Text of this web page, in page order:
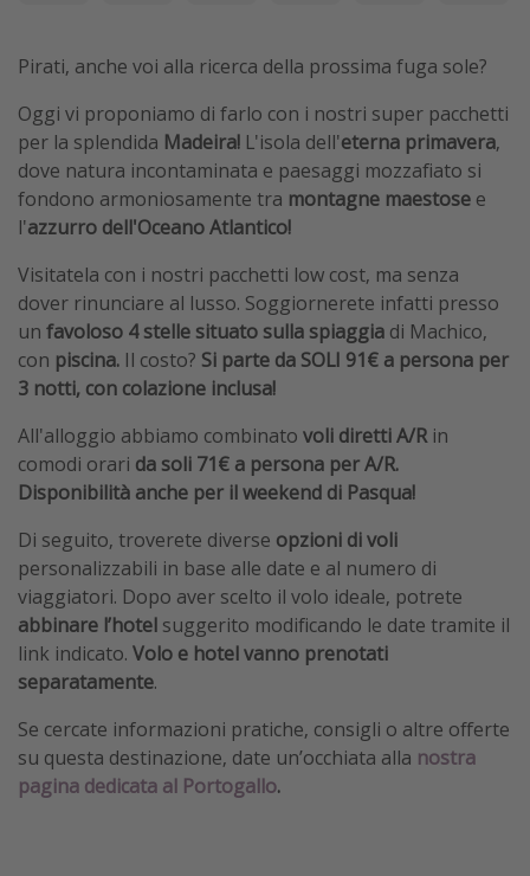
Pirati, anche voi alla ricerca della prossima fuga sole?
Oggi vi proponiamo di farlo con i nostri super pacchetti
per la splendida Madeira! L'isola dell'eterna primavera,
dove natura incontaminata e paesaggi mozzafiato si
fondono armoniosamente tra montagne maestose e
l'azzurro dell'Oceano Atlantico!
Visitatela con i nostri pacchetti low cost, ma senza
dover rinunciare al lusso. Soggiornerete infatti presso
un favoloso 4 stelle situato sulla spiaggia di Machico,
con piscina. Il costo? Si parte da SOLI 91€ a persona per
3 notti, con colazione inclusa!
All'alloggio abbiamo combinato voli diretti A/Rin
comodi orari da soli 71€ a persona per A/R.
Disponibilità anche per il weekend di Pasqua!
Di seguito, troverete diverse opzioni di voli
personalizzabili in base alle date e al numero di
viaggiatori. Dopo aver scelto il volo ideale, potrete
abbinare l’hotel suggerito modificando le date tramite il
link indicato. Volo e hotel vanno prenotati
separatamente.
Se cercate informazioni pratiche, consigli o altre offerte
su questa destinazione, date un’occhiata alla nostra
pagina dedicata al Portogallo.